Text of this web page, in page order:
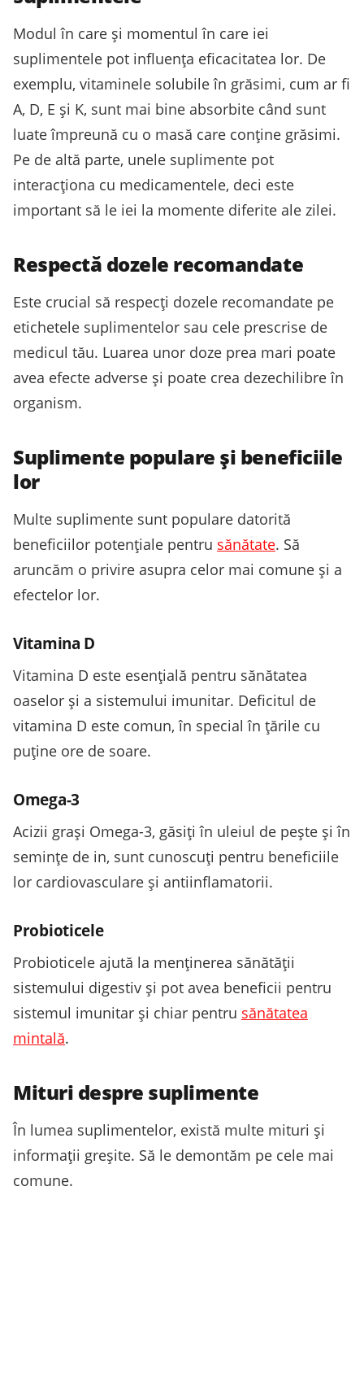
Modul în care și momentul în care iei
suplimentele pot influența eficacitatea lor. De
exemplu, vitaminele solubile în grăsimi, cum ar fi
A, D, E și K, sunt mai bine absorbite când sunt
luate împreună cu o masă care conține grăsimi.
Pe de altă parte, unele suplimente pot
interacționa cu medicamentele, deci este
important să le iei la momente diferite ale zilei.
Respectă dozele recomandate
Este crucial să respecți dozele recomandate pe
etichetele suplimentelor sau cele prescrise de
medicul tău. Luarea unor doze prea mari poate
avea efecte adverse și poate crea dezechilibre în
organism.
Suplimente populare și beneficiile
lor
Multe suplimente sunt populare datorită
beneficiilor potențiale pentru sănătate. Să
aruncăm o privire asupra celor mai comune și a
efectelor lor.
Vitamina D
Vitamina D este esențială pentru sănătatea
oaselor și a sistemului imunitar. Deficitul de
vitamina D este comun, în special în țările cu
puține ore de soare.
Omega-3
Acizii grași Omega-3, găsiți în uleiul de pește și în
semințe de in, sunt cunoscuți pentru beneficiile
lor cardiovasculare și antiinflamatorii.
Probioticele
Probioticele ajută la menținerea sănătății
sistemului digestiv și pot avea beneficii pentru
sistemul imunitar și chiar pentru sănătatea
mintală.
Mituri despre suplimente
În lumea suplimentelor, există multe mituri și
informații greșite. Să le demontăm pe cele mai
comune.